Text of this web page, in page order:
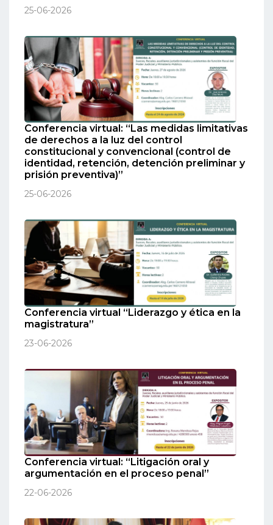
25-06-2026
Conferencia virtual: “Las medidas limitativas
de derechos a la luz del control
constitucional y convencional (control de
identidad, retención, detención preliminar y
prisión preventiva)”
25-06-2026
Conferencia virtual “Liderazgo y ética en la
magistratura”
23-06-2026
Conferencia virtual: “Litigación oral y
argumentación en el proceso penal”
22-06-2026